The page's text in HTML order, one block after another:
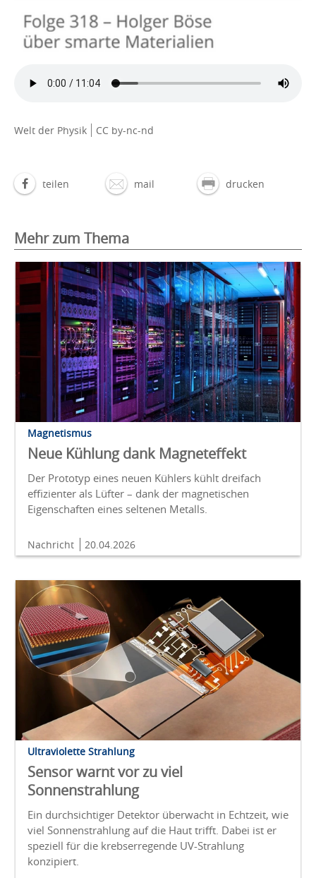
Welt der Physik CC by-nc-nd
teilen mail drucken
Mehr zum Thema
Magnetismus
Neue Kühlung dank Magneteffekt
Der Prototyp eines neuen Kühlers kühlt dreifach
effizienter als Lüfter – dank der magnetischen
Eigenschaften eines seltenen Metalls.
Nachricht 20.04.2026
Ultraviolette Strahlung
Sensor warnt vor zu viel
Sonnenstrahlung
Ein durchsichtiger Detektor überwacht in Echtzeit, wie
viel Sonnenstrahlung auf die Haut trifft. Dabei ist er
speziell für die krebserregende UV-Strahlung
konzipiert.